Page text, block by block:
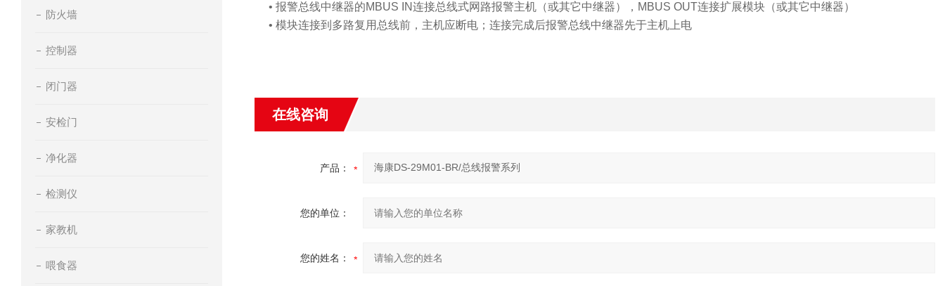
防火墙
控制器
闭门器
安检门
净化器
检测仪
家教机
喂食器
• 报警总线中继器的MBUS IN连接总线式网路报警主机（或其它中继器），MBUS OUT连接扩展模块（或其它中继器）
• 模块连接到多路复用总线前，主机应断电；连接完成后报警总线中继器先于主机上电
在线咨询
产品：
您的单位：
您的姓名：